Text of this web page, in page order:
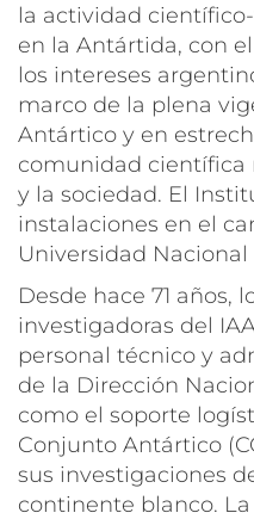
la actividad
en la Antártida, con
los intereses
marco de la plena
Antártico y en
comunidad científica
y la sociedad. El
instalaciones en el
Universidad Nacional
Desde hace 71 años,
investigadoras del
personal técnico y
de la Dirección
como el soporte
Conjunto Antártico
sus investigaciones
continente blanco.